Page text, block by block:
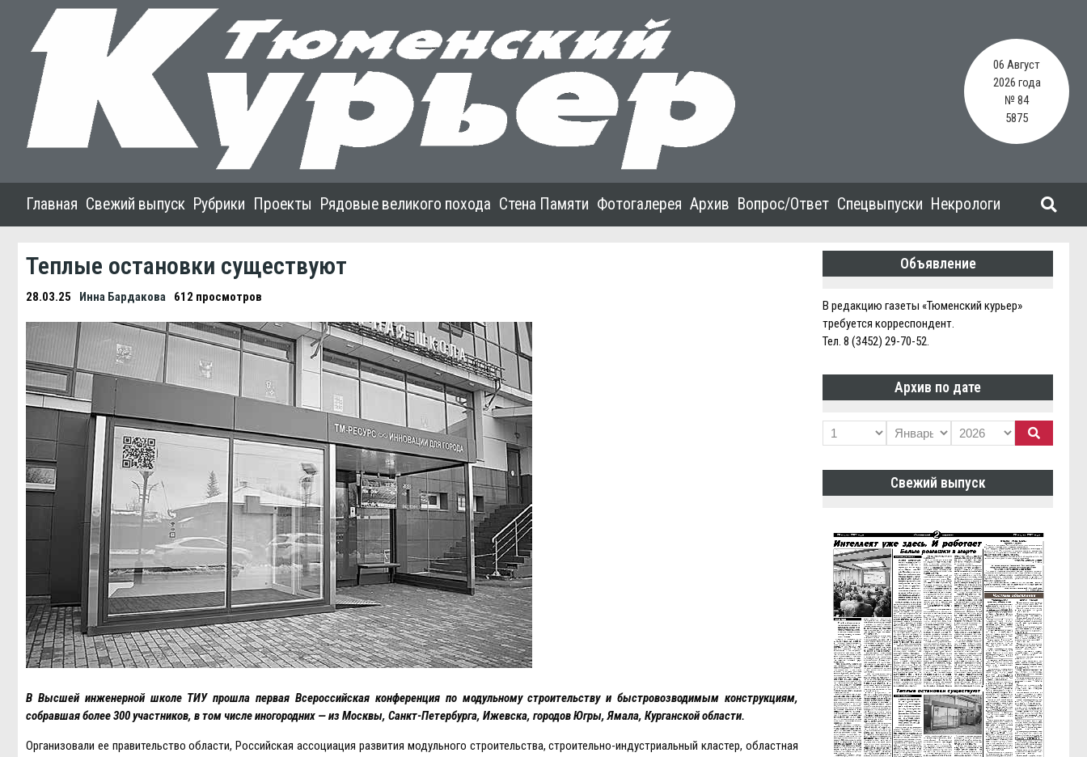
06 Август
2026 года
№ 84
5875
Главная Свежий выпуск Рубрики Проекты Рядовые великого похода Стена Памяти Фотогалерея Архив Вопрос/Ответ Спецвыпуски Некрологи
Теплые остановки существуют
28.03.25 Инна Бардакова 612 просмотров
В Высшей инженерной школе ТИУ прошла первая Всероссийская конференция по модульному строительству и быстровозводимым конструкциям,
собравшая более 300 участников, в том числе иногородних — из Москвы, Санкт-Петербурга, Ижевска, городов Югры, Ямала, Курганской области.
Организовали ее правительство области, Российская ассоциация развития модульного строительства, строительно-индустриальный кластер, областная
Объявление
В редакцию газеты «Тюменский курьер»
требуется корреспондент.
Тел. 8 (3452) 29-70-52.
Архив по дате
Свежий выпуск